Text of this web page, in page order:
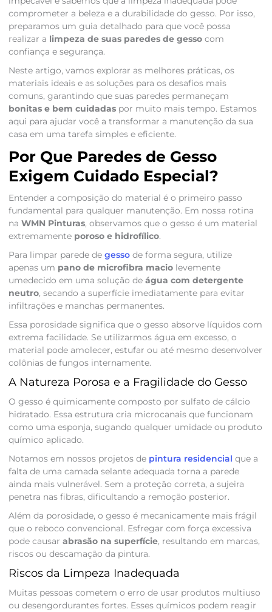
comprometer a beleza e a durabilidade do gesso. Por isso,
preparamos um guia detalhado para que você possa
realizar a limpeza de suas paredes de gessocom
confiança e segurança.
Neste artigo, vamos explorar as melhores práticas, os
materiais ideais e as soluções para os desafios mais
comuns, garantindo que suas paredes permaneçam
bonitas e bem cuidadaspor muito mais tempo. Estamos
aqui para ajudar você a transformar a manutenção da sua
casa em uma tarefa simples e eficiente.
Por Que Paredes de Gesso
Exigem Cuidado Especial?
Entender a composição do material é o primeiro passo
fundamental para qualquer manutenção. Em nossa rotina
na WMN Pinturas, observamos que o gesso é um material
extremamente poroso e hidrofílico.
Para limpar parede de gessode forma segura, utilize
apenas um pano de microfibra maciolevemente
umedecido em uma solução de água com detergente
neutro, secando a superfície imediatamente para evitar
infiltrações e manchas permanentes.
Essa porosidade significa que o gesso absorve líquidos com
extrema facilidade. Se utilizarmos água em excesso, o
material pode amolecer, estufar ou até mesmo desenvolver
colônias de fungos internamente.
A Natureza Porosa e a Fragilidade do Gesso
O gesso é quimicamente composto por sulfato de cálcio
hidratado. Essa estrutura cria microcanais que funcionam
como uma esponja, sugando qualquer umidade ou produto
químico aplicado.
Notamos em nossos projetos de pintura residencial que a
falta de uma camada selante adequada torna a parede
ainda mais vulnerável. Sem a proteção correta, a sujeira
penetra nas fibras, dificultando a remoção posterior.
Além da porosidade, o gesso é mecanicamente mais frágil
que o reboco convencional. Esfregar com força excessiva
pode causar abrasão na superfície, resultando em marcas,
riscos ou descamação da pintura.
Riscos da Limpeza Inadequada
Muitas pessoas cometem o erro de usar produtos multiuso
ou desengordurantes fortes. Esses químicos podem reagir